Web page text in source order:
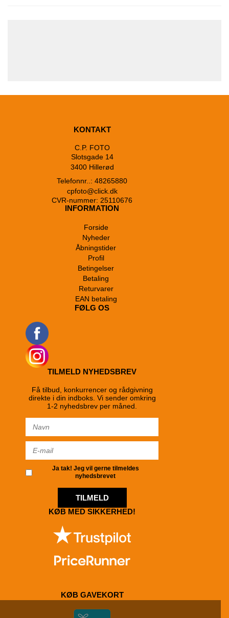
KONTAKT
C.P. FOTO
Slotsgade 14
3400 Hillerød
Telefonnr..: 48265880
cpfoto@click.dk
CVR-nummer: 25110676
INFORMATION
Forside
Nyheder
Åbningstider
Profil
Betingelser
Betaling
Returvarer
EAN betaling
FØLG OS
TILMELD NYHEDSBREV
Få tilbud, konkurrencer og rådgivning
direkte i din indboks. Vi sender omkring
1-2 nyhedsbrev per måned.
Ja tak! Jeg vil gerne tilmeldes
nyhedsbrevet
TILMELD
KØB MED SIKKERHED!
KØB GAVEKORT